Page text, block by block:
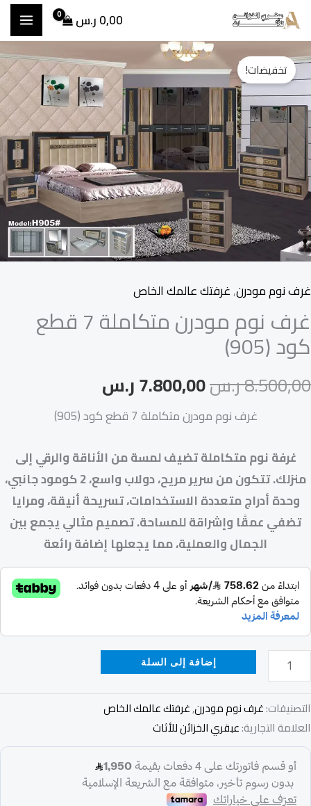
تخطي
إلى
المحتوى
0,00ر.س
تخفيضات!
غرف نوم مودرن,غرفتك عالمك الخاص
غرف نوم مودرن متكاملة 7 قطع
كود (905)
8.500,00ر.س
السعر
الأصلي
هو:
8.500,00 ر.س.
7.800,00ر.س
السعر
الحالي
هو:
7.800,00 ر.س.
غرف نوم مودرن متكاملة 7 قطع كود (905)
غرفة نوم متكاملة تضيف لمسة من الأناقة والرقي إلى
منزلك. تتكون من سرير مريح، دولاب واسع، 2 كومود جانبي،
وحدة أدراج متعددة الاستخدامات، تسريحة أنيقة، ومرايا
تضفي عمقًا وإشراقة للمساحة. تصميم مثالي يجمع بين
الجمال والعملية، مما يجعلها إضافة رائعة
كمية
غرف
نوم
مودرن
متكاملة
7
قطع
كود
(905)
إضافة إلى السلة
التصنيفات:غرف نوم مودرن,غرفتك عالمك الخاص
العلامة التجارية:عبقري الخزائن للأثاث